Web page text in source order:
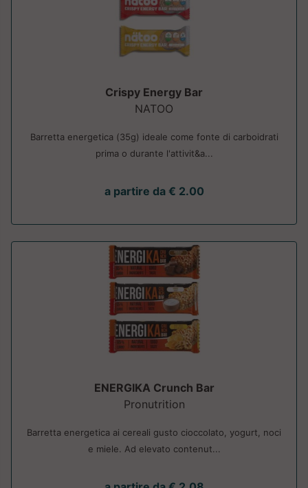
Crispy Energy Bar
NATOO
Barretta energetica (35g) ideale come fonte di carboidrati
prima o durante l'attivit&a...
a partire da € 2.00
ENERGIKA Crunch Bar
Pronutrition
Barretta energetica ai cereali gusto cioccolato, yogurt, noci
e miele. Ad elevato contenut...